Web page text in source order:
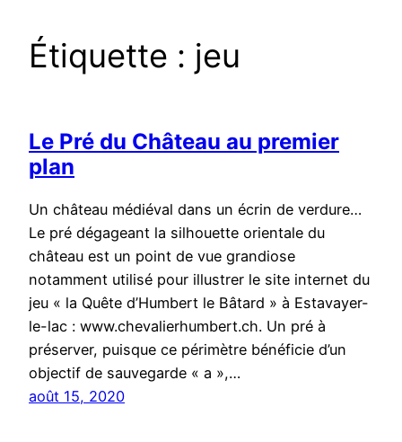
Étiquette : jeu
Le Pré du Château au premier
plan
Un château médiéval dans un écrin de verdure…
Le pré dégageant la silhouette orientale du
château est un point de vue grandiose
notamment utilisé pour illustrer le site internet du
jeu « la Quête d’Humbert le Bâtard » à Estavayer-
le-lac : www.chevalierhumbert.ch. Un pré à
préserver, puisque ce périmètre bénéficie d’un
objectif de sauvegarde « a »,…
août 15, 2020